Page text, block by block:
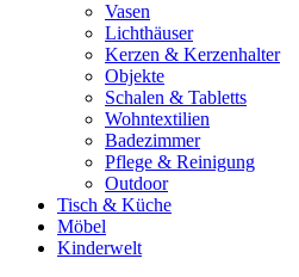
Vasen
Lichthäuser
Kerzen & Kerzenhalter
Objekte
Schalen & Tabletts
Wohntextilien
Badezimmer
Pflege & Reinigung
Outdoor
Tisch & Küche
Möbel
Kinderwelt